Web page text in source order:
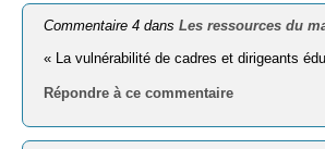
Commentaire 4 dansLes ressources du
« La vulnérabilité de cadres et dirigeants
Répondre à ce commentaire